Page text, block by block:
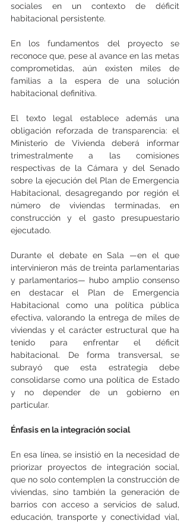
sociales en un contexto de déficit
habitacional persistente.
En los fundamentos del proyecto se
reconoce que, pese al avance en las metas
comprometidas, aún existen miles de
familias a la espera de una solución
habitacional definitiva.
El texto legal establece además una
obligación reforzada de transparencia: el
Ministerio de Vivienda deberá informar
trimestralmente a las comisiones
respectivas de la Cámara y del Senado
sobre la ejecución del Plan de Emergencia
Habitacional, desagregando por región el
número de viviendas terminadas, en
construcción y el gasto presupuestario
ejecutado.
Durante el debate en Sala —en el que
intervinieron más de treinta parlamentarias
y parlamentarios— hubo amplio consenso
en destacar el Plan de Emergencia
Habitacional como una política pública
efectiva, valorando la entrega de miles de
viviendas y el carácter estructural que ha
tenido para enfrentar el déficit
habitacional. De forma transversal, se
subrayó que esta estrategia debe
consolidarse como una política de Estado
y no depender de un gobierno en
particular.
Énfasis en la integración social
En esa línea, se insistió en la necesidad de
priorizar proyectos de integración social,
que no solo contemplen la construcción de
viviendas, sino también la generación de
barrios con acceso a servicios de salud,
educación, transporte y conectividad vial,